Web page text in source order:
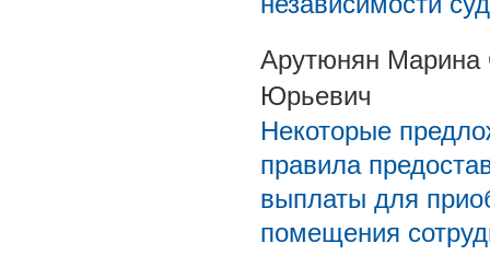
Арутюнян Марина
Юрьевич
Некоторые
правила
выплаты для
помещения